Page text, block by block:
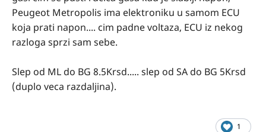
Peugeot Metropolis ima elektroniku u samom ECU
koja prati napon.... cim padne voltaza, ECU iz nekog
razloga sprzi sam sebe.
Slep od ML do BG 8.5Krsd..... slep od SA do BG 5Krsd
(duplo veca razdaljina).
1